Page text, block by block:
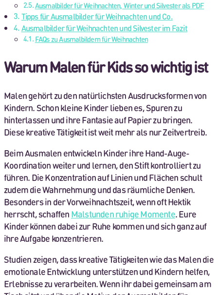
Ausmalbilder für Weihnachten, Winter und Silvester als PDF
Tipps für Ausmalbilder für Weihnachten und Co.
Ausmalbilder für Weihnachten und Silvester im Fazit
FAQs zu Ausmalbildern für Weihnachten
Warum Malen für Kids so wichtig ist
Malen gehört zu den natürlichsten Ausdrucksformen von
Kindern. Schon kleine Kinder lieben es, Spuren zu
hinterlassen und ihre Fantasie auf Papier zu bringen.
Diese kreative Tätigkeit ist weit mehr als nur Zeitvertreib.
Beim Ausmalen entwickeln Kinder ihre Hand-Auge-
Koordination weiter und lernen, den Stift kontrolliert zu
führen. Die Konzentration auf Linien und Flächen schult
zudem die Wahrnehmung und das räumliche Denken.
Besonders in der Vorweihnachtszeit, wenn oft Hektik
herrscht, schaffen Malstunden ruhige Momente. Eure
Kinder können dabei zur Ruhe kommen und sich ganz auf
ihre Aufgabe konzentrieren.
Studien zeigen, dass kreative Tätigkeiten wie das Malen die
emotionale Entwicklung unterstützen und Kindern helfen,
Erlebnisse zu verarbeiten. Wenn ihr dabei gemeinsam am